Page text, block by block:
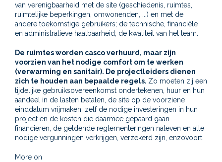
van verenigbaarheid met de site (geschiedenis, ruimtes,
ruimtelijke beperkingen, omwonenden, ...) en met de
andere toekomstige gebruikers; de technische, financiële
en administratieve haalbaarheid; de kwaliteit van het team.
De ruimtes worden casco verhuurd, maar zijn
voorzien van het nodige comfort om te werken
(verwarming en sanitair). De projectleiders dienen
zich te houden aan bepaalde regels. Zo moeten zij een
tijdelijke gebruiksovereenkomst ondertekenen, huur en hun
aandeel in de lasten betalen, de site op de voorziene
einddatum vrijmaken, zelf de nodige investeringen in hun
project en de kosten die daarmee gepaard gaan
financieren, de geldende reglementeringen naleven en alle
nodige vergunningen verkrijgen, verzekerd zijn, enzovoort.
More on